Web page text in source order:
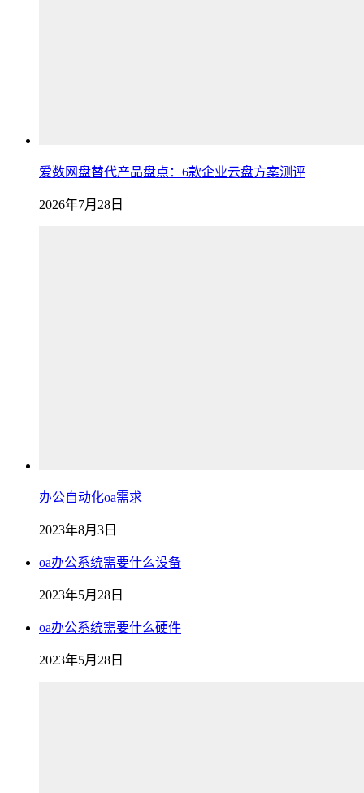
爱数网盘替代产品盘点：6款企业云盘方案测评
2026年7月28日
办公自动化oa需求
2023年8月3日
oa办公系统需要什么设备
2023年5月28日
oa办公系统需要什么硬件
2023年5月28日